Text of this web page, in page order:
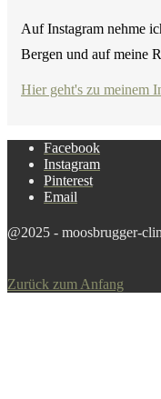
Auf Instagram nehme
Bergen und auf meine
Hier geht's zu meinem
Facebook
Instagram
Pinterest
Email
@2025 - moosbrugger-
Zurück zum Anfang